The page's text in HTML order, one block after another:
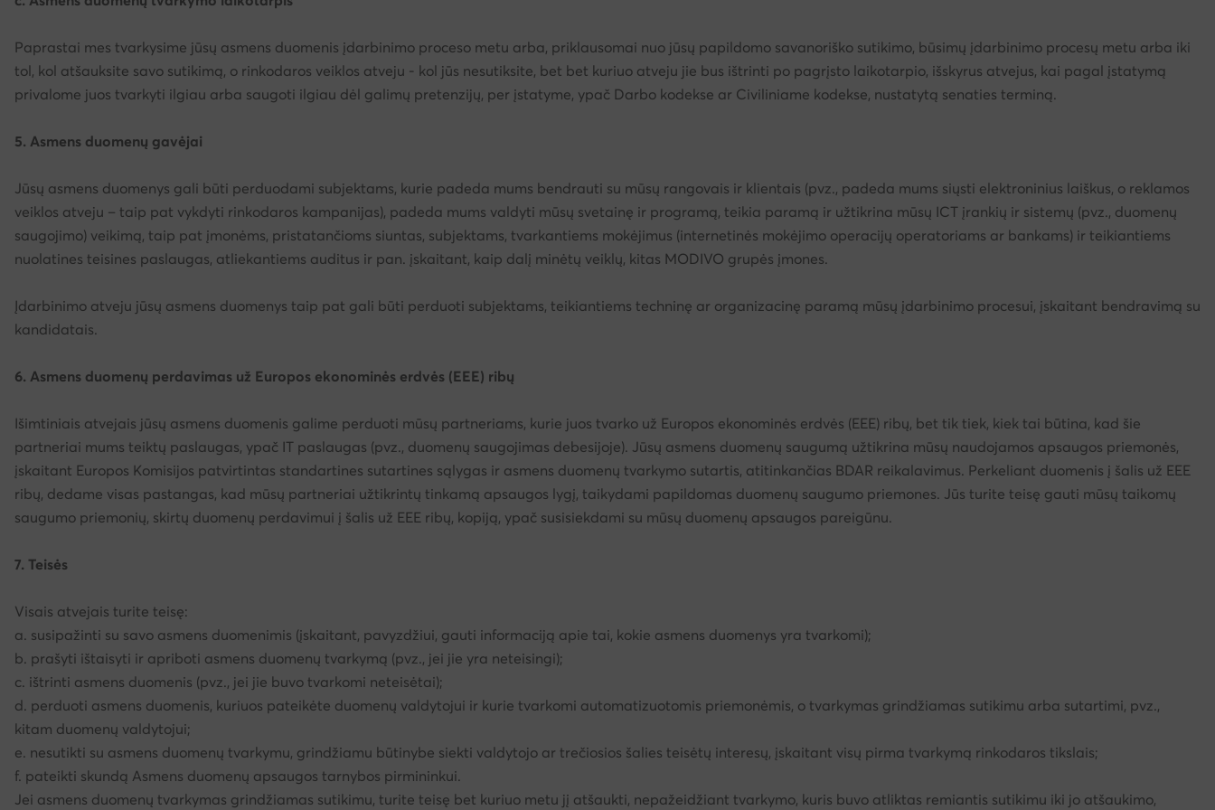
Paprastai mes tvarkysime jūsų asmens duomenis įdarbinimo proceso metu arba, priklausomai nuo jūsų papildomo savanoriško sutikimo, būsimų įdarbinimo procesų metu arba iki
tol, kol atšauksite savo sutikimą, o rinkodaros veiklos atveju - kol jūs nesutiksite, bet bet kuriuo atveju jie bus ištrinti po pagrįsto laikotarpio, išskyrus atvejus, kai pagal įstatymą
privalome juos tvarkyti ilgiau arba saugoti ilgiau dėl galimų pretenzijų, per įstatyme, ypač Darbo kodekse ar Civiliniame kodekse, nustatytą senaties terminą.
5. Asmens duomenų gavėjai
Jūsų asmens duomenys gali būti perduodami subjektams, kurie padeda mums bendrauti su mūsų rangovais ir klientais (pvz., padeda mums siųsti elektroninius laiškus, o reklamos
veiklos atveju – taip pat vykdyti rinkodaros kampanijas), padeda mums valdyti mūsų svetainę ir programą, teikia paramą ir užtikrina mūsų ICT įrankių ir sistemų (pvz., duomenų
saugojimo) veikimą, taip pat įmonėms, pristatančioms siuntas, subjektams, tvarkantiems mokėjimus (internetinės mokėjimo operacijų operatoriams ar bankams) ir teikiantiems
nuolatines teisines paslaugas, atliekantiems auditus ir pan. įskaitant, kaip dalį minėtų veiklų, kitas MODIVO grupės įmones.
Įdarbinimo atveju jūsų asmens duomenys taip pat gali būti perduoti subjektams, teikiantiems techninę ar organizacinę paramą mūsų įdarbinimo procesui, įskaitant bendravimą su
kandidatais.
6. Asmens duomenų perdavimas už Europos ekonominės erdvės (EEE) ribų
Išimtiniais atvejais jūsų asmens duomenis galime perduoti mūsų partneriams, kurie juos tvarko už Europos ekonominės erdvės (EEE) ribų, bet tik tiek, kiek tai būtina, kad šie
partneriai mums teiktų paslaugas, ypač IT paslaugas (pvz., duomenų saugojimas debesijoje). Jūsų asmens duomenų saugumą užtikrina mūsų naudojamos apsaugos priemonės,
įskaitant Europos Komisijos patvirtintas standartines sutartines sąlygas ir asmens duomenų tvarkymo sutartis, atitinkančias BDAR reikalavimus. Perkeliant duomenis į šalis už EEE
ribų, dedame visas pastangas, kad mūsų partneriai užtikrintų tinkamą apsaugos lygį, taikydami papildomas duomenų saugumo priemones. Jūs turite teisę gauti mūsų taikomų
saugumo priemonių, skirtų duomenų perdavimui į šalis už EEE ribų, kopiją, ypač susisiekdami su mūsų duomenų apsaugos pareigūnu.
7. Teisės
Visais atvejais turite teisę:
a. susipažinti su savo asmens duomenimis (įskaitant, pavyzdžiui, gauti informaciją apie tai, kokie asmens duomenys yra tvarkomi);
b. prašyti ištaisyti ir apriboti asmens duomenų tvarkymą (pvz., jei jie yra neteisingi);
c. ištrinti asmens duomenis (pvz., jei jie buvo tvarkomi neteisėtai);
d. perduoti asmens duomenis, kuriuos pateikėte duomenų valdytojui ir kurie tvarkomi automatizuotomis priemonėmis, o tvarkymas grindžiamas sutikimu arba sutartimi, pvz.,
kitam duomenų valdytojui;
e. nesutikti su asmens duomenų tvarkymu, grindžiamu būtinybe siekti valdytojo ar trečiosios šalies teisėtų interesų, įskaitant visų pirma tvarkymą rinkodaros tikslais;
f. pateikti skundą Asmens duomenų apsaugos tarnybos pirmininkui.
Jei asmens duomenų tvarkymas grindžiamas sutikimu, turite teisę bet kuriuo metu jį atšaukti, nepažeidžiant tvarkymo, kuris buvo atliktas remiantis sutikimu iki jo atšaukimo,